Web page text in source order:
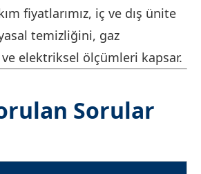
fiyatlarımız, iç ve dış ünite
temizliğini, gaz
elektriksel ölçümleri kapsar.
Sorular